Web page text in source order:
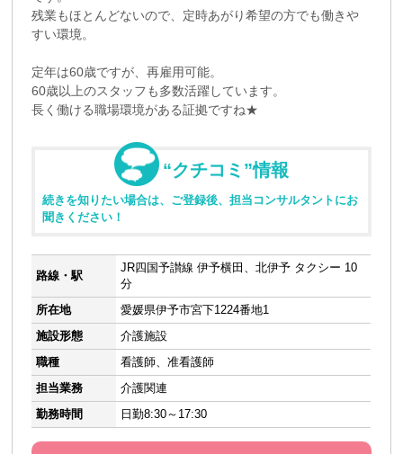
残業もほとんどないので、定時あがり希望の方でも働きや
すい環境。
定年は60歳ですが、再雇用可能。
60歳以上のスタッフも多数活躍しています。
長く働ける職場環境がある証拠ですね★
“クチコミ”情報
続きを知りたい場合は、ご登録後、担当コンサルタントにお
聞きください！
路線・駅
JR四国予讃線 伊予横田、北伊予 タクシー 10
分
所在地
愛媛県伊予市宮下1224番地1
施設形態
介護施設
職種
看護師、准看護師
担当業務
介護関連
勤務時間
日勤8:30～17:30